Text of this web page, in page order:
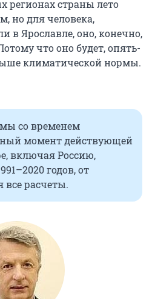
страны лето
но для человека,
в Ярославле, оно, конечно,
что оно будет, опять-
климатической нормы.
со временем
момент действующей
включая Россию,
годов, от
все расчеты.